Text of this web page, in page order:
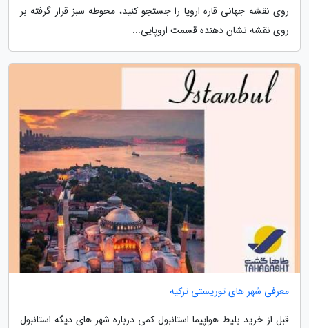
روی نقشه جهانی قاره اروپا را جستجو کنید، محوطه سبز قرار گرفته بر
روی نقشه نشان دهنده قسمت اروپایی...
معرفی شهر های توریستی ترکیه
قبل از خرید بلیط هواپیما استانبول کمی درباره شهر های دیگه استانبول